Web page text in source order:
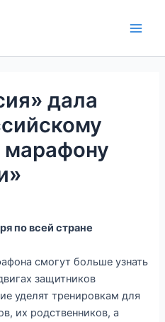
дала
марафону
по всей стране
смогут больше узнать
защитников
уделят тренировкам для
их родственников, а